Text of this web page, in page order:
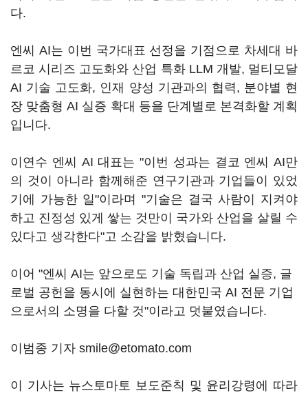
다.
엔씨 AI는 이번 국가대표 선정을 기점으로 차세대 바
르코 시리즈 고도화와 산업 특화 LLM 개발, 멀티모달
AI 기술 고도화, 인재 양성 기관과의 협력, 분야별 현
장 맞춤형 AI 실증 확대 등을 단계별로 본격화할 계획
입니다.
이연수 엔씨 AI 대표는 "이번 성과는 결코 엔씨 AI만
의 것이 아니라 함께해준 연구기관과 기업들이 있었
기에 가능한 일"이라며 "기술은 결국 사람이 지켜야
하고 진정성 있게 쌓는 것만이 국가와 산업을 살릴 수
있다고 생각한다"고 소감을 밝혔습니다.
이어 "엔씨 AI는 앞으로도 기술 독립과 산업 실증, 글
로벌 공헌을 동시에 실현하는 대한민국 AI 전문 기업
으로서의 소명을 다할 것"이라고 덧붙였습니다.
이범종 기자 smile@etomato.com
이 기사는 뉴스토마토 보도준칙 및 윤리강령에 따라